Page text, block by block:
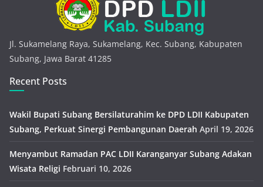
Jl. Sukamelang Raya, Sukamelang, Kec. Subang, Kabupaten
Subang, Jawa Barat 41285
Recent Posts
Wakil Bupati Subang Bersilaturahim ke DPD LDII Kabupaten
Subang, Perkuat Sinergi Pembangunan Daerah April 19, 2026
Menyambut Ramadan PAC LDII Karanganyar Subang Adakan
Wisata Religi Februari 10, 2026